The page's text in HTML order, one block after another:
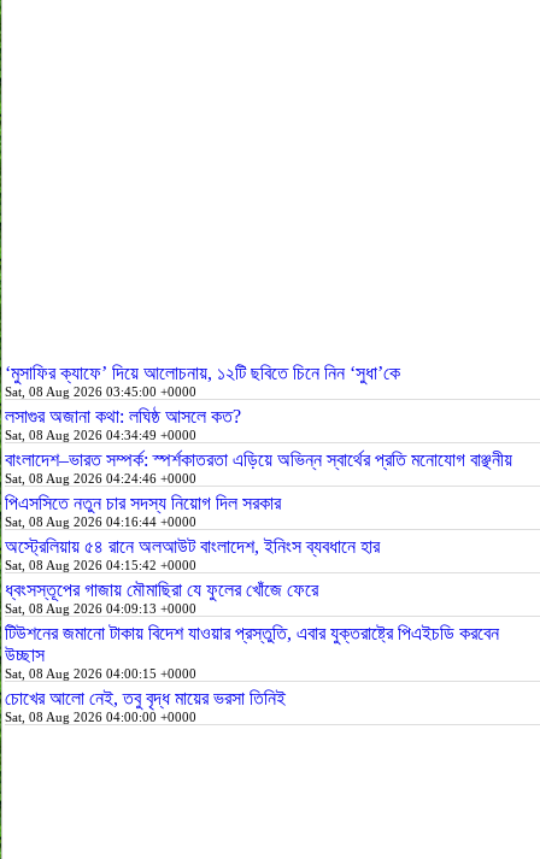
‘মুসাফির ক্যাফে’ দিয়ে আলোচনায়, ১২টি ছবিতে চিনে নিন ‘সুধা’কে
Sat, 08 Aug 2026 03:45:00 +0000
লসাগুর অজানা কথা: লঘিষ্ঠ আসলে কত?
Sat, 08 Aug 2026 04:34:49 +0000
বাংলাদেশ–ভারত সম্পর্ক: স্পর্শকাতরতা এড়িয়ে অভিন্ন স্বার্থের প্রতি মনোযোগ বাঞ্ছনীয়
Sat, 08 Aug 2026 04:24:46 +0000
পিএসসিতে নতুন চার সদস্য নিয়োগ দিল সরকার
Sat, 08 Aug 2026 04:16:44 +0000
অস্ট্রেলিয়ায় ৫৪ রানে অলআউট বাংলাদেশ, ইনিংস ব্যবধানে হার
Sat, 08 Aug 2026 04:15:42 +0000
ধ্বংসস্তূপের গাজায় মৌমাছিরা যে ফুলের খোঁজে ফেরে
Sat, 08 Aug 2026 04:09:13 +0000
টিউশনের জমানো টাকায় বিদেশ যাওয়ার প্রস্তুতি, এবার যুক্তরাষ্ট্রে পিএইচডি করবেন
উচ্ছাস
Sat, 08 Aug 2026 04:00:15 +0000
চোখের আলো নেই, তবু বৃদ্ধ মায়ের ভরসা তিনিই
Sat, 08 Aug 2026 04:00:00 +0000